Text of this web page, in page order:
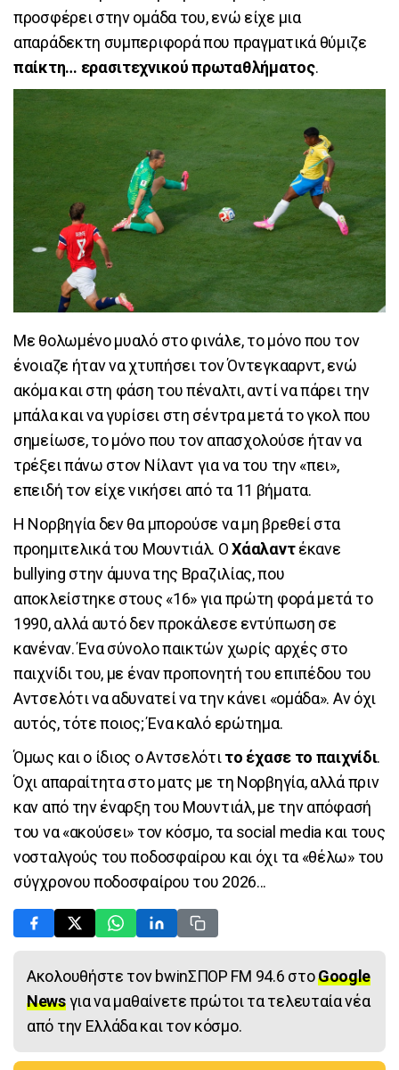
προσφέρει στην ομάδα του, ενώ είχε μια
απαράδεκτη συμπεριφορά που πραγματικά θύμιζε
παίκτη… ερασιτεχνικού πρωταθλήματος.
Με θολωμένο μυαλό στο φινάλε, το μόνο που τον
ένοιαζε ήταν να χτυπήσει τον Όντεγκααρντ, ενώ
ακόμα και στη φάση του πέναλτι, αντί να πάρει την
μπάλα και να γυρίσει στη σέντρα μετά το γκολ που
σημείωσε, το μόνο που τον απασχολούσε ήταν να
τρέξει πάνω στον Νίλαντ για να του την «πει»,
επειδή τον είχε νικήσει από τα 11 βήματα.
Η Νορβηγία δεν θα μπορούσε να μη βρεθεί στα
προημιτελικά του Μουντιάλ. ΟΧάαλαντέκανε
bullying στην άμυνα της Βραζιλίας, που
αποκλείστηκε στους «16» για πρώτη φορά μετά το
1990, αλλά αυτό δεν προκάλεσε εντύπωση σε
κανέναν. Ένα σύνολο παικτών χωρίς αρχές στο
παιχνίδι του, με έναν προπονητή του επιπέδου του
Αντσελότι να αδυνατεί να την κάνει «ομάδα». Αν όχι
αυτός, τότε ποιος; Ένα καλό ερώτημα.
Όμως και ο ίδιος ο Αντσελότιτο έχασε το παιχνίδι.
Όχι απαραίτητα στο ματς με τη Νορβηγία, αλλά πριν
καν από την έναρξη του Μουντιάλ, με την απόφασή
του να «ακούσει» τον κόσμο, τα social media και τους
νοσταλγούς του ποδοσφαίρου και όχι τα «θέλω» του
σύγχρονου ποδοσφαίρου του 2026...
Ακολουθήστε τον bwinΣΠΟΡ FM 94.6 στοGoogle
Newsγια να μαθαίνετε πρώτοι τα τελευταία νέα
από την Ελλάδα και τον κόσμο.